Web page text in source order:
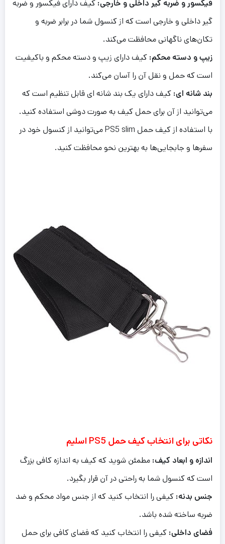
فیکسور و ضربه گیر داخلی و خارجی: کیف دارای فیکسور و ضربه
گیر داخلی و خارجی است که از کنسول شما در برابر ضربه و
تکان‌های ناگهانی محافظت می‌کند.
زیپ و دسته محکم: کیف دارای زیپ و دسته محکم و باکیفیت
است که حمل و نقل آن را آسان می‌کند.
بند شانه ای: کیف دارای یک بند شانه ای قابل تنظیم است که
می‌توانید از آن برای حمل کیف به صورت دوشی استفاده کنید.
با استفاده از کیف حمل PS5 slim می‌توانید از کنسول خود در
سفرها و جابجایی‌ها به بهترین نحو محافظت کنید.
نکاتی برای انتخاب کیف حمل PS5 اسلیم
اندازه و ابعاد کیف: مطمئن شوید که کیف به اندازه کافی بزرگ
است که کنسول شما به راحتی در آن قرار بگیرد.
جنس بدنه: کیفی را انتخاب کنید که از جنس مواد محکم و ضد
ضربه ساخته شده باشد.
فضای داخلی: کیفی را انتخاب کنید که فضای کافی برای حمل